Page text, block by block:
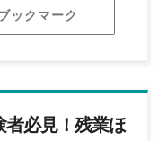
ックマーク
者必見！残業ほ